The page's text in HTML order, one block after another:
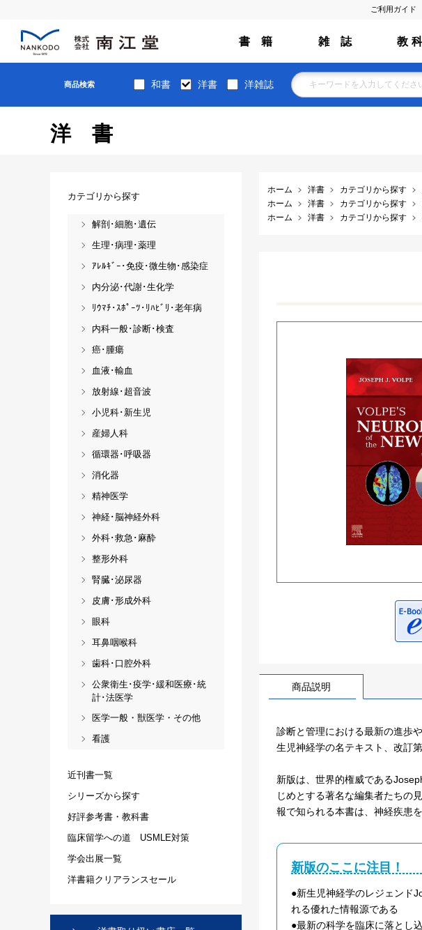
ご利用ガイド
書 籍 雑 誌 教
商品検索 和書 洋書 洋雑誌
洋書
ホーム 洋書 カテゴリから探す
ホーム
洋書 カテゴリから探す
ホーム
洋書 カテゴリから探す
商品説明
診断と管理における最新の進歩
生児神経学の名テキスト、改訂第
新版は、世界的権威である
じめとする著名な編集者たちの
報で知られる本書は、神経疾患
新版のここに注目！
●新生児神経学のレジェンド
れる優れた情報源である
●最新の科学を臨床に落とし
カテゴリから探す
解剖･細胞･遺伝
生理･病理･薬理
ｱﾚﾙｷﾞｰ･免疫･微生物･感染症
内分泌･代謝･生化学
ﾘｳﾏﾁ･ｽﾎﾟｰﾂ･ﾘﾊﾋﾞﾘ･老年病
内科一般･診断･検査
癌･腫瘍
血液･輸血
放射線･超音波
小児科･新生児
産婦人科
循環器･呼吸器
消化器
精神医学
神経･脳神経外科
外科･救急･麻酔
整形外科
腎臓･泌尿器
皮膚･形成外科
眼科
耳鼻咽喉科
歯科･口腔外科
公衆衛生･疫学･緩和医療･統
計･法医学
医学一般・獣医学・その他
看護
近刊書一覧
シリーズから探す
好評参考書・教科書
臨床留学への道 USMLE対策
学会出展一覧
洋書籍クリアランスセール